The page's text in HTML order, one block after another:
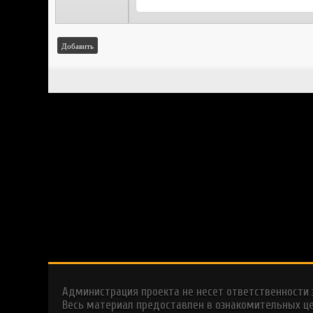
Добавить
Администрация проекта не несет
Весь материал предоставлен в ознакомительных